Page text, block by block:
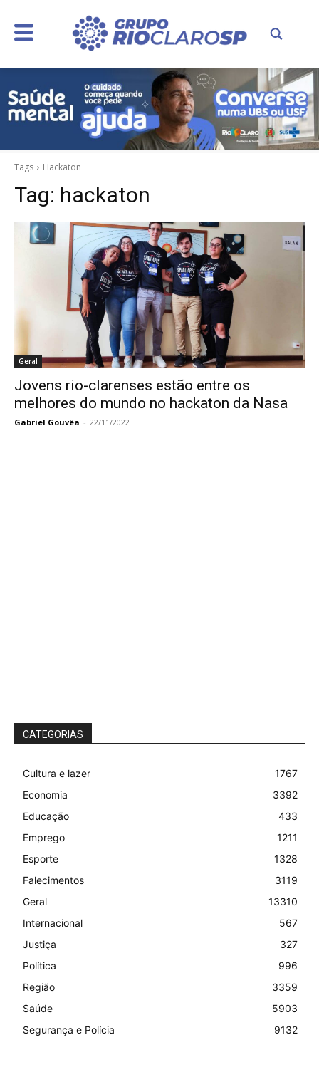
Tags Hackaton
Tag: hackaton
Geral
Jovens rio-clarenses estão entre os
melhores do mundo no hackaton da Nasa
Gabriel Gouvêa - 22/11/2022
CATEGORIAS
Cultura e lazer
1767
Economia
3392
Educação
433
Emprego
1211
Esporte
1328
Falecimentos
3119
Geral
13310
Internacional
567
Justiça
327
Política
996
Região
3359
Saúde
5903
Segurança e Polícia
9132